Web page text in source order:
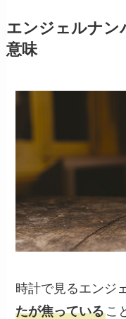
エンジェルナン
意味
時計で見るエンジ
たが焦っているこ